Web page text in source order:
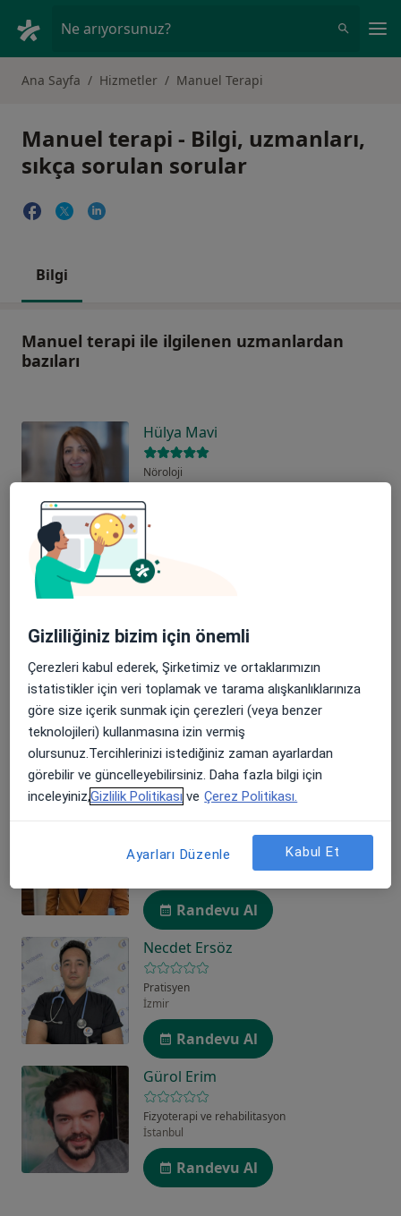
Ne arıyorsunuz?
Ana Sayfa Hizmetler Manuel Terapi
Manuel terapi - Bilgi, uzmanları,
sıkça sorulan sorular
Bilgi
Manuel terapi ile ilgilenen uzmanlardan
bazıları
Hülya Mavi
Nöroloji
Elvan Kanat
Sema Danışık
Fizyoterapi ve rehabilitasyon
Samsun
Randevu Al
Fizyoterapi ve rehabilitasyon
Randevu Al
Necdet Ersöz
Pratisyen
İzmir
Randevu Al
Gürol Erim
Fizyoterapi ve rehabilitasyon
İstanbul
Randevu Al
Gizliliğiniz bizim için önemli
Çerezleri kabul ederek, Şirketimiz ve ortaklarımızın
istatistikler için veri toplamak ve tarama alışkanlıklarınıza
göre size içerik sunmak için çerezleri (veya benzer
teknolojileri) kullanmasına izin vermiş
olursunuz.Tercihlerinizi istediğiniz zaman ayarlardan
görebilir ve güncelleyebilirsiniz. Daha fazla bilgi için
inceleyiniz,Gizlilik Politikası ve Çerez Politikası.
Ayarları Düzenle Kabul Et